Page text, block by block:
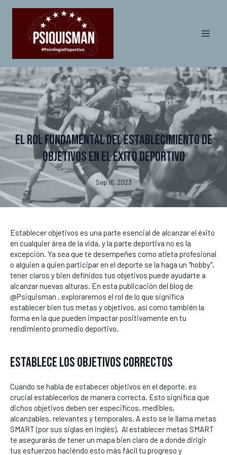
El rol fundamental del establecimiento de
objetivos en el éxito deportivo
Sep 16, 2023
Establecer objetivos es una parte esencial de alcanzar el éxito
en cualquier área de la vida, y la parte deportiva no es la
excepción. Ya sea que te desempeñes como atleta profesional
o alguien a quien participar en el deporte se la haga un "hobby",
tener claros y bien definidos tus objetivos puede ayudarte a
alcanzar nuevas alturas. En esta publicación del blog de
@Psiquisman , exploraremos el rol de lo que significa
establecer bien tus metas y objetivos, así como también la
forma en la que pueden impactar positivamente en tu
rendimiento promedio deportivo.
Establece los objetivos correctos
Cuando se habla de estabecer objetivos en el deporte, es
crucial establecerlos de manera correcta. Esto significa que
dichos objetivos deben ser especificos, medibles,
alcanzables, relevantes y temporales. A esto se le llama metas
SMART (por sus siglas en inglés). Al establecer metas SMART
te asegurarás de tener un mapa bien claro de a donde dirigir
tus esfuerzos haciéndo esto más fácil tu progreso y